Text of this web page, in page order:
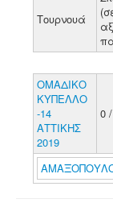
Τουρνουά
ΟΜΑΔΙΚΟ
ΚΥΠΕΛΛΟ
-14
ΑΤΤΙΚΗΣ
2019
0